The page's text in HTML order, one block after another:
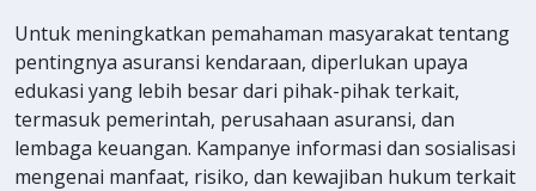
Untuk meningkatkan pemahaman masyarakat tentang
pentingnya asuransi kendaraan, diperlukan upaya
edukasi yang lebih besar dari pihak-pihak terkait,
termasuk pemerintah, perusahaan asuransi, dan
lembaga keuangan. Kampanye informasi dan sosialisasi
mengenai manfaat, risiko, dan kewajiban hukum terkait